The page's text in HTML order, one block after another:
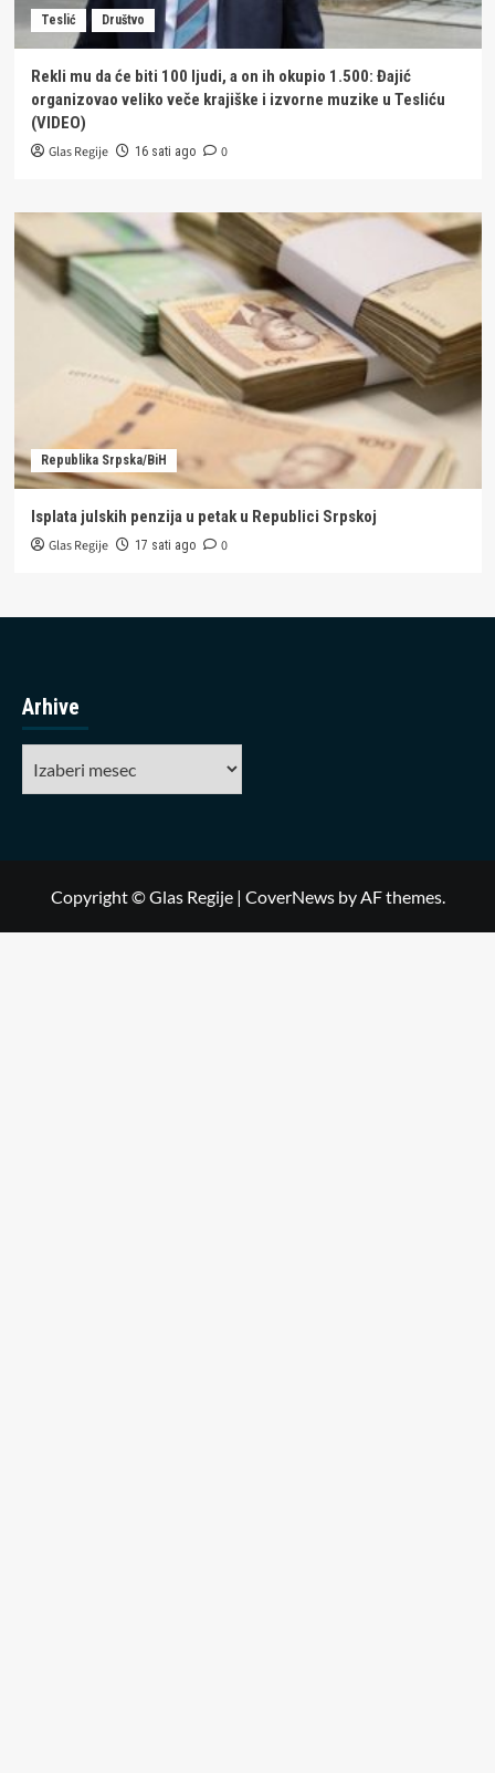
Teslić Društvo
Rekli mu da će biti 100 ljudi, a on ih okupio 1.500: Đajić
organizovao veliko veče krajiške i izvorne muzike u Tesliću
(VIDEO)
Glas Regije 16 sati ago 0
Republika Srpska/BiH
Isplata julskih penzija u petak u Republici Srpskoj
Glas Regije 17 sati ago 0
Arhive
Copyright © Glas Regije | CoverNewsby AF themes.